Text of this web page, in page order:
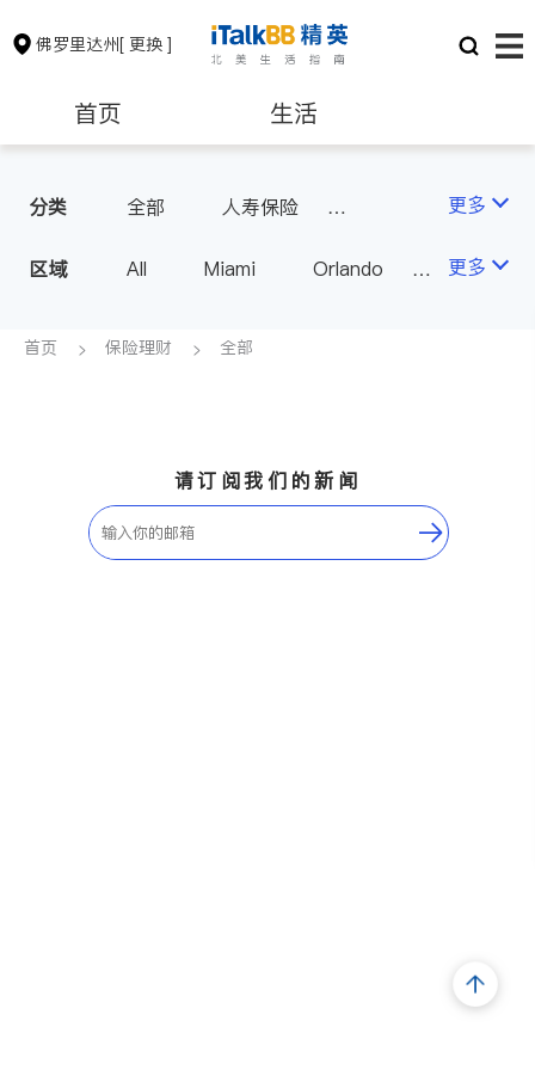
佛罗里达州[ 更换 ]
首页 生活
保险理财 房地产租售
银行贷款 建筑装修
分类 全部
人寿保险
更多
区域 All Miami
Orlando
FL - Other Cities
更多
首页 保险理财 全部
请订阅我们的新闻